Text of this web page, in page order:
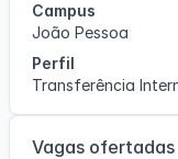
Campus
João Pessoa
Perfil
Transferência
Vagas ofertadas